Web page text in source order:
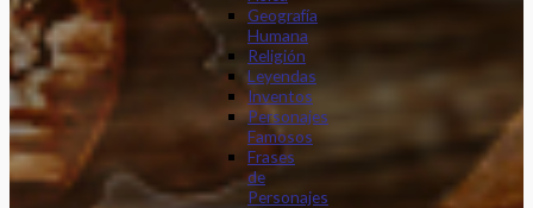
Geografía
Humana
Religión
Leyendas
Inventos
Personajes
Famosos
Frases
de
Personajes